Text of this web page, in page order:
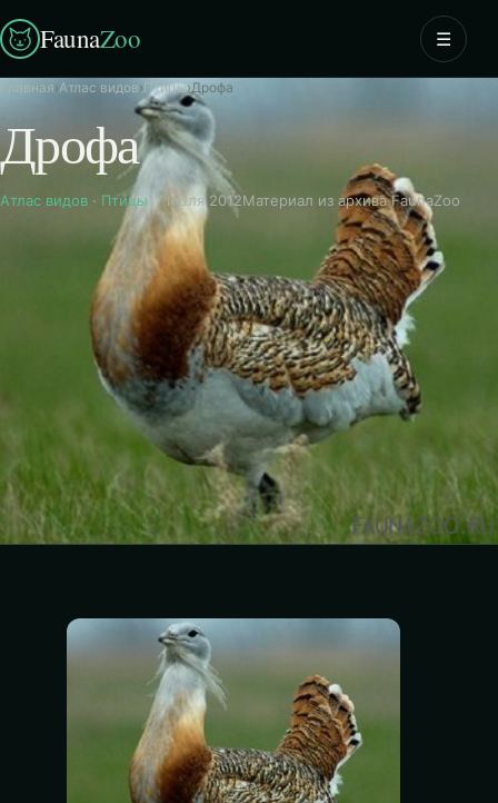
FaunaZoo ☰
Главная›Атлас видов›Птицы›Дрофа
Дрофа
Атлас видов · Птицы 17 июля 2012Материал из архива FaunaZoo